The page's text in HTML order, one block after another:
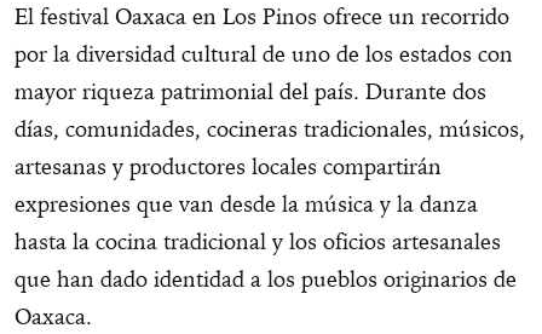
El festival Oaxaca en Los Pinos ofrece un recorrido
por la diversidad cultural de uno de los estados con
mayor riqueza patrimonial del país. Durante dos
días, comunidades, cocineras tradicionales, músicos,
artesanas y productores locales compartirán
expresiones que van desde la música y la danza
hasta la cocina tradicional y los oficios artesanales
que han dado identidad a los pueblos originarios de
Oaxaca.